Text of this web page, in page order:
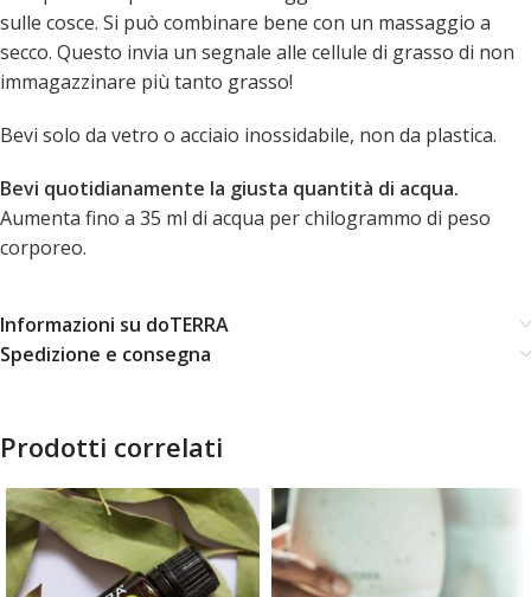
sulle cosce. Si può combinare bene con un massaggio a
secco. Questo invia un segnale alle cellule di grasso di non
immagazzinare più tanto grasso!
Bevi solo da vetro o acciaio inossidabile, non da plastica.
Bevi quotidianamente la giusta quantità di acqua.
Aumenta fino a 35 ml di acqua per chilogrammo di peso
corporeo.
Informazioni su doTERRA
Spedizione e consegna
Prodotti correlati